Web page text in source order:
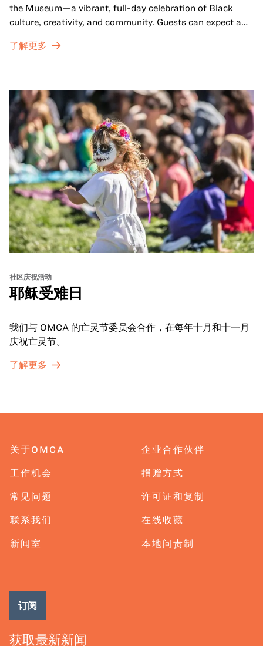
the Museum—a vibrant, full-day celebration of Black
culture, creativity, and community. Guests can expect a
sets from boundary-pushing artists, delicious offerings
move, make, and connect in celebration of Black culture.
了解更多
社区庆祝活动
耶稣受难日
我们与 OMCA 的亡灵节委员会合作，在每年十月和十一月
庆祝亡灵节。
了解更多
关于OMCA
工作机会
常见问题
联系我们
新闻室
企业合作伙伴
捐赠方式
许可证和复制
在线收藏
本地问责制
获取最新新闻
订阅